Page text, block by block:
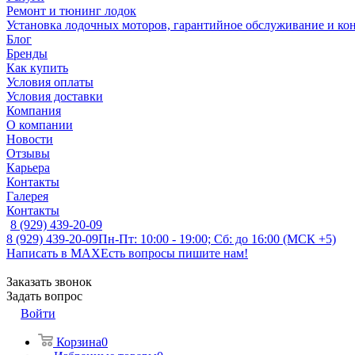
Ремонт и тюнинг лодок
Установка лодочных моторов, гарантийное обслуживание и
Блог
Бренды
Как купить
Условия оплаты
Условия доставки
Компания
О компании
Новости
Отзывы
Карьера
Контакты
Галерея
Контакты
8 (929) 439-20-09
8 (929) 439-20-09Пн-Пт: 10:00 - 19:00; Сб: до 16:00 (МСК +5)
Написать в MAXЕсть вопросы пишите нам!
Заказать звонок
Задать вопрос
Войти
Корзина0